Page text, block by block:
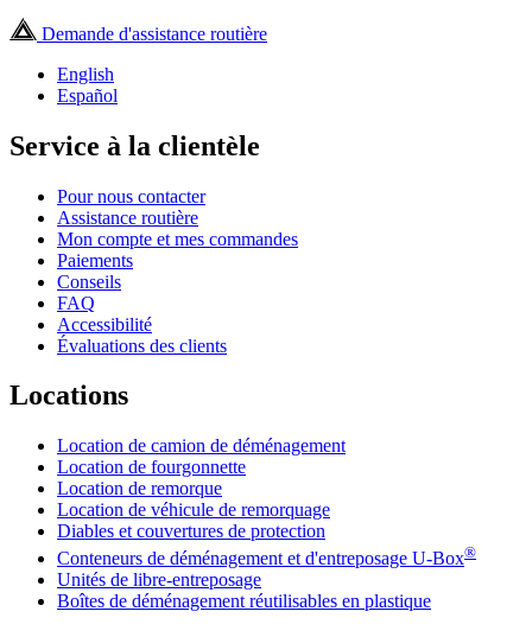
Demande d'assistance routière
English
Español
Service à la clientèle
Pour nous contacter
Assistance routière
Mon compte et mes commandes
Paiements
Conseils
FAQ
Accessibilité
Évaluations des clients
Locations
Location de camion de déménagement
Location de fourgonnette
Location de remorque
Location de véhicule de remorquage
Diables et couvertures de protection
Conteneurs de déménagement et d'entreposage U-Box®
Unités de libre-entreposage
Boîtes de déménagement réutilisables en plastique